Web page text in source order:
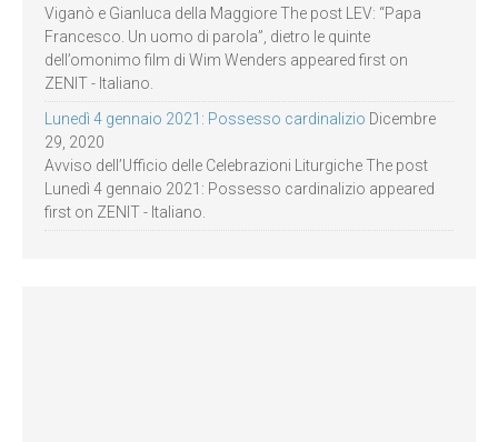
Viganò e Gianluca della Maggiore The post LEV: “Papa
Francesco. Un uomo di parola”, dietro le quinte
dell’omonimo film di Wim Wenders appeared first on
ZENIT - Italiano.
Lunedì 4 gennaio 2021: Possesso cardinalizio Dicembre
29, 2020
Avviso dell’Ufficio delle Celebrazioni Liturgiche The post
Lunedì 4 gennaio 2021: Possesso cardinalizio appeared
first on ZENIT - Italiano.